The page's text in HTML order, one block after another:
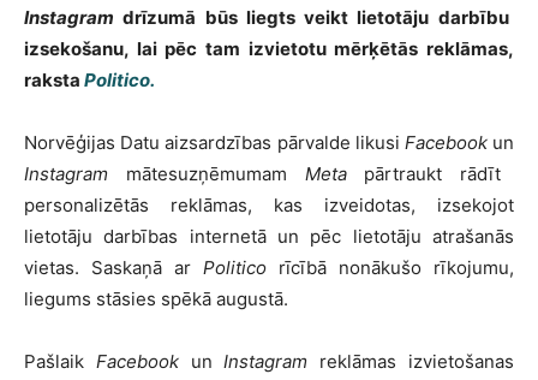
Instagram drīzumā būs liegts veikt lietotāju darbību
izsekošanu, lai pēc tam izvietotu mērķētās reklāmas,
raksta Politico.
Norvēģijas Datu aizsardzības pārvalde likusi Facebookun
Instagram mātesuzņēmumam Metapārtraukt rādīt
personalizētās reklāmas, kas izveidotas, izsekojot
lietotāju darbības internetā un pēc lietotāju atrašanās
vietas. Saskaņā ar Politico rīcībā nonākušo rīkojumu,
liegums stāsies spēkā augustā.
Pašlaik Facebookun Instagram reklāmas izvietošanas